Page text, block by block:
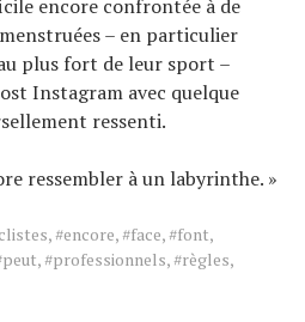
encore confrontée à de
– en particulier
plus fort de leur sport –
Instagram avec quelque
ressenti.
ressembler à un labyrinthe. »
,#encore,#face,#font,
,#professionnels,#règles,